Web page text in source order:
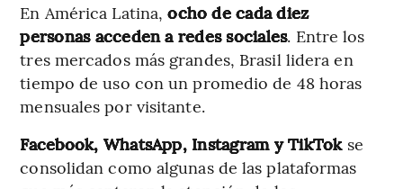
En América Latina,ocho de cada diez
personas acceden a redes sociales. Entre los
tres mercados más grandes, Brasil lidera en
tiempo de uso con un promedio de 48 horas
mensuales por visitante.
Facebook, WhatsApp, Instagram y TikTok se
consolidan como algunas de las plataformas